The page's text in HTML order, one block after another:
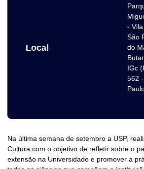
Local
-
São
do
IGc
562
Na última semana de setembro a USP,
Cultura com o objetivo de refletir sobre o
extensão na Universidade e promover a